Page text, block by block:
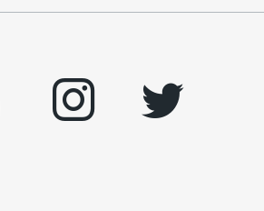
instagram
twitter